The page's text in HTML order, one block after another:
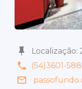
Localização:
(54)3601-